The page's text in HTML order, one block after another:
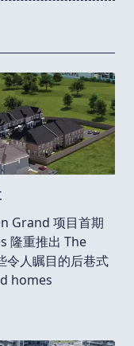
Grand 项目首期
隆重推出 The
令人瞩目的后巷式
homes